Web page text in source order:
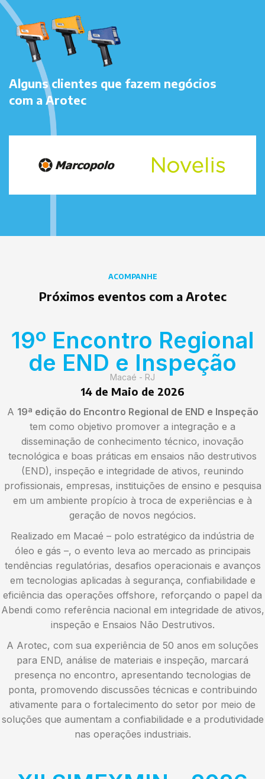
Alguns clientes que fazem negócios
com a Arotec
ACOMPANHE
Próximos eventos com a Arotec
19º Encontro Regional
de END e Inspeção
Macaé - RJ
14 de Maio de 2026
A 19ª edição do Encontro Regional de END e Inspeção
tem como objetivo promover a integração e a
disseminação de conhecimento técnico, inovação
tecnológica e boas práticas em ensaios não destrutivos
(END), inspeção e integridade de ativos, reunindo
profissionais, empresas, instituições de ensino e pesquisa
em um ambiente propício à troca de experiências e à
geração de novos negócios.
Realizado em Macaé – polo estratégico da indústria de
óleo e gás –, o evento leva ao mercado as principais
tendências regulatórias, desafios operacionais e avanços
em tecnologias aplicadas à segurança, confiabilidade e
eficiência das operações offshore, reforçando o papel da
Abendi como referência nacional em integridade de ativos,
inspeção e Ensaios Não Destrutivos.
A Arotec, com sua experiência de 50 anos em soluções
para END, análise de materiais e inspeção, marcará
presença no encontro, apresentando tecnologias de
ponta, promovendo discussões técnicas e contribuindo
ativamente para o fortalecimento do setor por meio de
soluções que aumentam a confiabilidade e a produtividade
nas operações industriais.